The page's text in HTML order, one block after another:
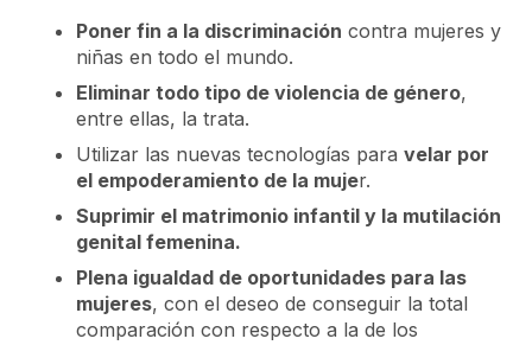
Poner fin a la discriminación contra mujeres y
niñas en todo el mundo.
Eliminar todo tipo de violencia de género,
entre ellas, la trata.
Utilizar las nuevas tecnologías para velar por
el empoderamiento de la mujer.
Suprimir el matrimonio infantil y la mutilación
genital femenina.
Plena igualdad de oportunidades para las
mujeres, con el deseo de conseguir la total
comparación con respecto a la de los